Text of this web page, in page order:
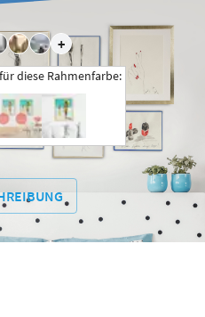
+
diese Rahmenfarbe: